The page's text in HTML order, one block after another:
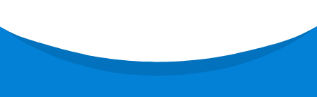
Industriell kjølegassovervåking